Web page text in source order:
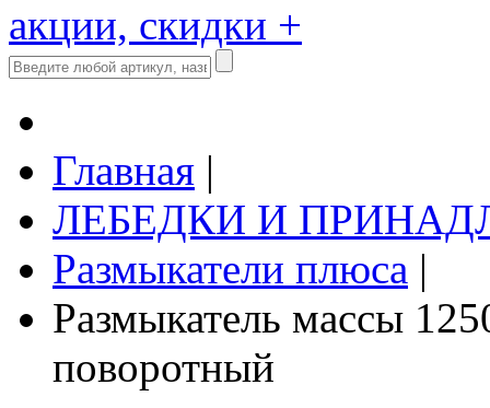
акции, скидки +
Главная |
ЛЕБЕДКИ И
Размыкатели плюса |
Размыкатель массы
поворотный